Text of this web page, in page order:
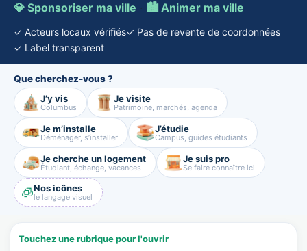
💎 Sponsoriser ma ville · 🏙️ Animer ma ville
✓ Acteurs locaux vérifiés✓ Pas de revente de coordonnées
✓ Label transparent
Que cherchez-vous ?
J’y vis
Columbus
Je visite
Patrimoine, marchés, agenda
Je m’installe
Déménager, s’installer
J’étudie
Campus, guides étudiants
Je cherche un logement
Étudiant, échange, vacances
Je suis pro
Se faire connaître ici
🧊Nos icônes
le langage visuel
Touchez une rubrique pour l'ouvrir